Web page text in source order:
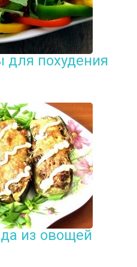
похудения
из овощей